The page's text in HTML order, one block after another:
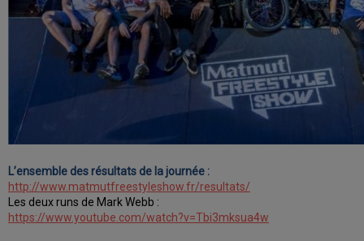
L’ensemble des résultats de la journée :
http://www.matmutfreestyleshow.fr/resultats/
Les deux runs de Mark Webb :
https://www.youtube.com/watch?v=Tbi3mksua4w